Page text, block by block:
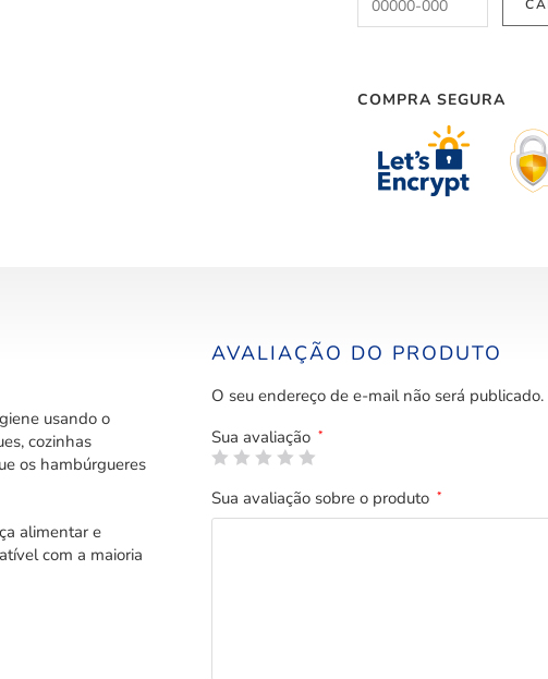
COMPRA SEGURA
usando o
cozinhas
os hambúrgueres
alimentar e
com a maioria
AVALIAÇÃO DO PRODUTO
O seu endereço de e-mail não será publicado.
Sua avaliação *
Sua avaliação sobre o produto *